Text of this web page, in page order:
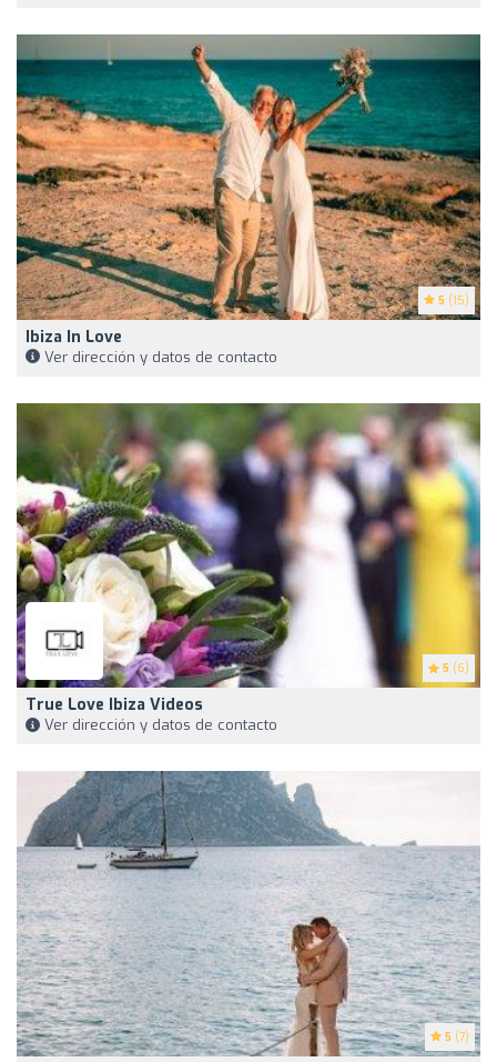
5 (15)
Ibiza In Love
Ver dirección y datos de contacto
5 (6)
True Love Ibiza Videos
Ver dirección y datos de contacto
5 (7)